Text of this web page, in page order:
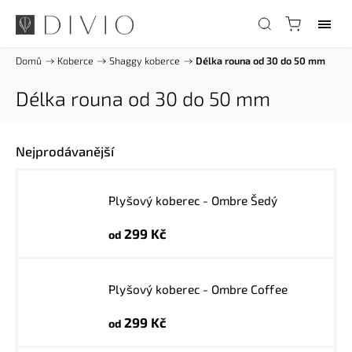
Domů / Koberce / Shaggy koberce / Délka rouna od 30 do 50 mm
Délka rouna od 30 do 50 mm
Nejprodávanější
Plyšový koberec - Ombre Šedý
od 299 Kč
Plyšový koberec - Ombre Coffee
od 299 Kč